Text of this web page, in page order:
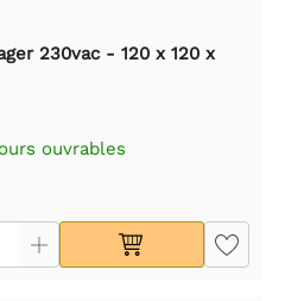
230vac - 120 x 120 x
ouvrables